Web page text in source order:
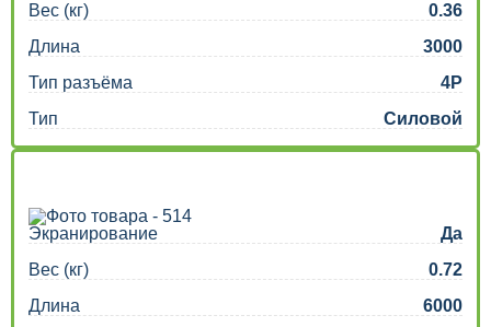
Вес (кг)
0.36
Длина
3000
Тип разъёма
4P
Тип
Силовой
Экранирование
Да
Вес (кг)
0.72
Длина
6000